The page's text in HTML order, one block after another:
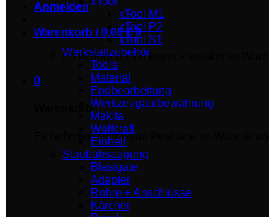
Anmelden
Warenkorb /0,00€ 0
Es befinden sich keine Produkte im
0
Warenkorb
Es befinden sich keine Produkte im Warenkorb.
xTool M1
xTool P2
xTool S1
Werkstattzubehör
Tools
Material
Endbearbeitung
Werkzeugaufbewahrung
Makita
Wolfcraft
Einhell
Staubabsaugung
Blastgate
Adapter
Rohre + Anschlüsse
Kärcher